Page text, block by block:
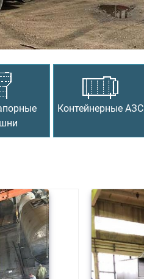
Контейнерные АЗС